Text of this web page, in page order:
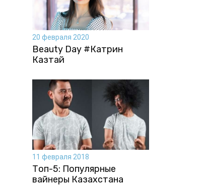
20 февраля 2020
Beauty Day #Катрин
Казтай
11 февраля 2018
Топ-5: Популярные
вайнеры Казахстана